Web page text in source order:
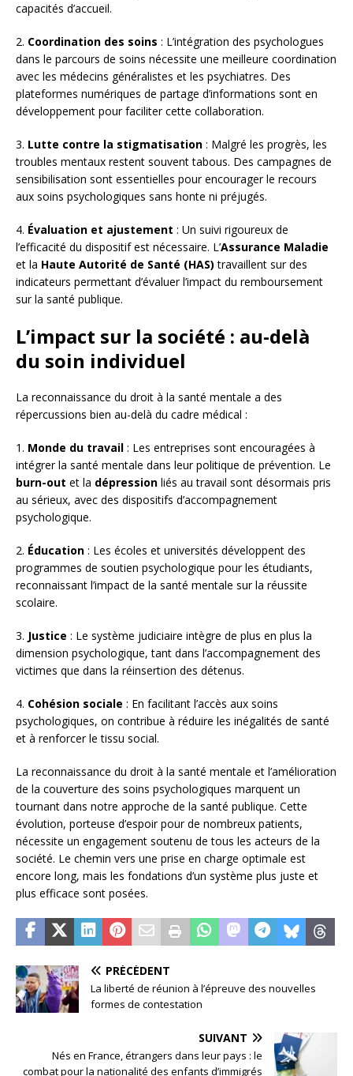
capacités d’accueil.
2. Coordination des soins : L’intégration des psychologues
dans le parcours de soins nécessite une meilleure coordination
avec les médecins généralistes et les psychiatres. Des
plateformes numériques de partage d’informations sont en
développement pour faciliter cette collaboration.
3. Lutte contre la stigmatisation : Malgré les progrès, les
troubles mentaux restent souvent tabous. Des campagnes de
sensibilisation sont essentielles pour encourager le recours
aux soins psychologiques sans honte ni préjugés.
4. Évaluation et ajustement : Un suivi rigoureux de
l’efficacité du dispositif est nécessaire. L’Assurance Maladie
et la Haute Autorité de Santé (HAS) travaillent sur des
indicateurs permettant d’évaluer l’impact du remboursement
sur la santé publique.
L’impact sur la société : au-delà
du soin individuel
La reconnaissance du droit à la santé mentale a des
répercussions bien au-delà du cadre médical :
1. Monde du travail : Les entreprises sont encouragées à
intégrer la santé mentale dans leur politique de prévention. Le
burn-out et la dépression liés au travail sont désormais pris
au sérieux, avec des dispositifs d’accompagnement
psychologique.
2. Éducation : Les écoles et universités développent des
programmes de soutien psychologique pour les étudiants,
reconnaissant l’impact de la santé mentale sur la réussite
scolaire.
3. Justice : Le système judiciaire intègre de plus en plus la
dimension psychologique, tant dans l’accompagnement des
victimes que dans la réinsertion des détenus.
4. Cohésion sociale : En facilitant l’accès aux soins
psychologiques, on contribue à réduire les inégalités de santé
et à renforcer le tissu social.
La reconnaissance du droit à la santé mentale et l’amélioration
de la couverture des soins psychologiques marquent un
tournant dans notre approche de la santé publique. Cette
évolution, porteuse d’espoir pour de nombreux patients,
nécessite un engagement soutenu de tous les acteurs de la
société. Le chemin vers une prise en charge optimale est
encore long, mais les fondations d’un système plus juste et
plus efficace sont posées.
PRÉCÉDENT
La liberté de réunion à l’épreuve des nouvelles
formes de contestation
SUIVANT
Nés en France, étrangers dans leur pays : le
combat pour la nationalité des enfants d’immigrés